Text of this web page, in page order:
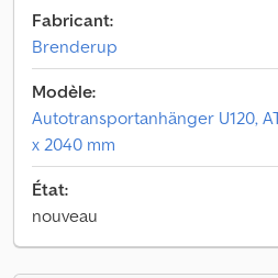
Fabricant:
Brenderup
Modèle:
Autotransportanhänger U120,
x 2040 mm
État:
nouveau